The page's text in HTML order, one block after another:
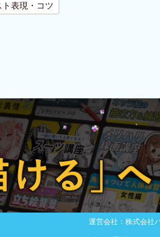
ト表現・コツ
運営会社：株式会社